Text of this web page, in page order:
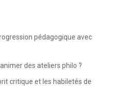
pédagogique avec
des ateliers philo ?
critique et les habiletés de